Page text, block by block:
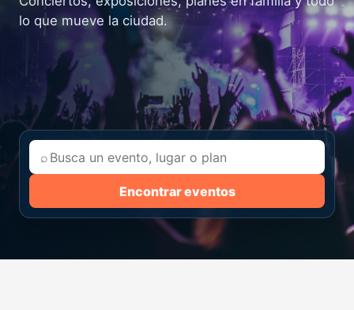
lo que mueve la ciudad.
⌕
Encontrar eventos